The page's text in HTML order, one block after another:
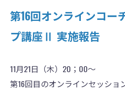
第16回オンラインコー
プ講座Ⅱ 実施報告
11月21日（木）20；00〜
第16回目のオンラインセッショ